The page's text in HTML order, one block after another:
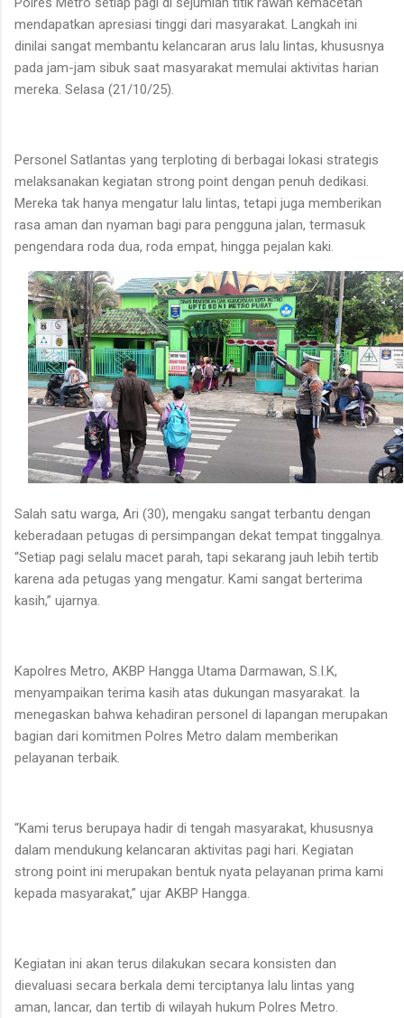
mendapatkan apresiasi tinggi dari masyarakat. Langkah ini
dinilai sangat membantu kelancaran arus lalu lintas, khususnya
pada jam-jam sibuk saat masyarakat memulai aktivitas harian
mereka. Selasa (21/10/25).
Personel Satlantas yang terploting di berbagai lokasi strategis
melaksanakan kegiatan strong point dengan penuh dedikasi.
Mereka tak hanya mengatur lalu lintas, tetapi juga memberikan
rasa aman dan nyaman bagi para pengguna jalan, termasuk
pengendara roda dua, roda empat, hingga pejalan kaki.
Salah satu warga, Ari (30), mengaku sangat terbantu dengan
keberadaan petugas di persimpangan dekat tempat tinggalnya.
“Setiap pagi selalu macet parah, tapi sekarang jauh lebih tertib
karena ada petugas yang mengatur. Kami sangat berterima
kasih,” ujarnya.
Kapolres Metro, AKBP Hangga Utama Darmawan, S.I.K,
menyampaikan terima kasih atas dukungan masyarakat. Ia
menegaskan bahwa kehadiran personel di lapangan merupakan
bagian dari komitmen Polres Metro dalam memberikan
pelayanan terbaik.
“Kami terus berupaya hadir di tengah masyarakat, khususnya
dalam mendukung kelancaran aktivitas pagi hari. Kegiatan
strong point ini merupakan bentuk nyata pelayanan prima kami
kepada masyarakat,” ujar AKBP Hangga.
Kegiatan ini akan terus dilakukan secara konsisten dan
dievaluasi secara berkala demi terciptanya lalu lintas yang
aman, lancar, dan tertib di wilayah hukum Polres Metro.